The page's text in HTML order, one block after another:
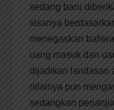
sedang baru
sisanya
menegaskan
uang masuk dan
dijadikan landasan
nilainya pun
sedangkan